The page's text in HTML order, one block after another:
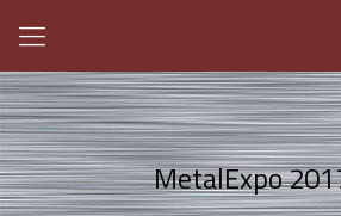
MetalExpo